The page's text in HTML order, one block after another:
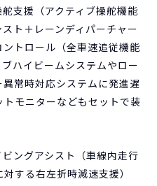
支援（アクティブ操舵機能
ト＋レーンディパーチャー
トロール（全車速追従機能
ハイビームシステムやロー
常時対応システムに発進遅
モニターなどもセットで装
ングアシスト（車線内走行
する右左折時減速支援）